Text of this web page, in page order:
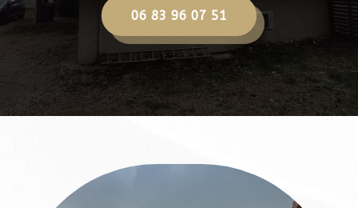
06 83 96 07 51